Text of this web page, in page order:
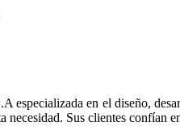
en el diseño,
Sus clientes confían